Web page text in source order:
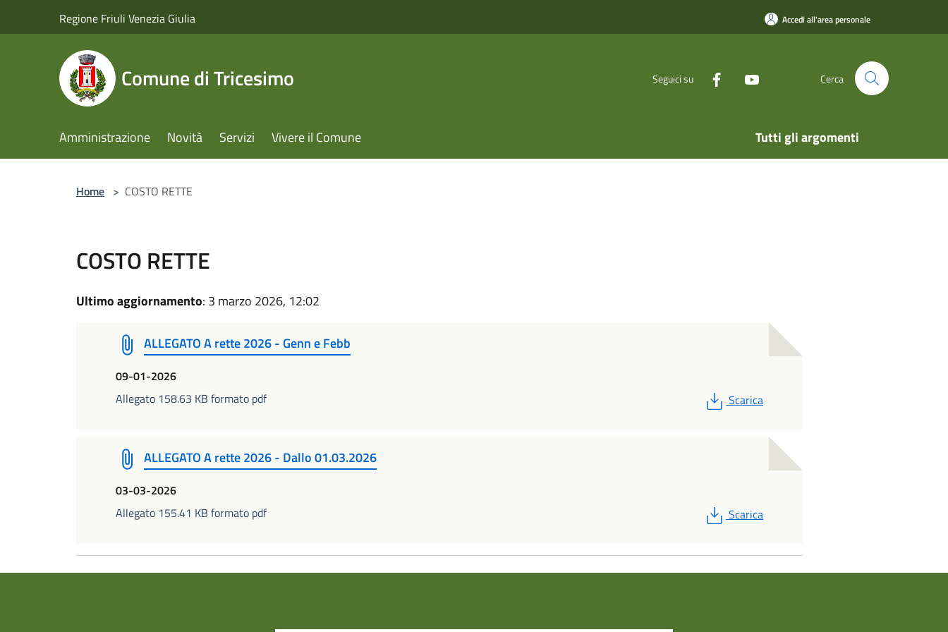
Regione Friuli Venezia Giulia Accedi all'area personale
Comune di Tricesimo Seguici su Cerca
Amministrazione Novità Servizi Vivere il Comune Tutti gli argomenti
Home > COSTO RETTE
COSTO RETTE
Ultimo aggiornamento: 3 marzo 2026, 12:02
ALLEGATO A rette 2026 - Genn e Febb
09-01-2026
Allegato 158.63 KB formato pdf
PDF
Scarica
ALLEGATO A rette 2026 - Dallo 01.03.2026
03-03-2026
Allegato 155.41 KB formato pdf
PDF
Scarica